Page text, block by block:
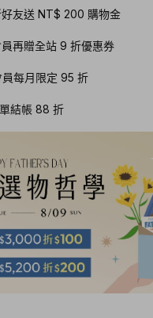
好友送 NT$ 200 購物金
再贈全站 9 折優惠券
員每月限定 95 折
結帳 88 折